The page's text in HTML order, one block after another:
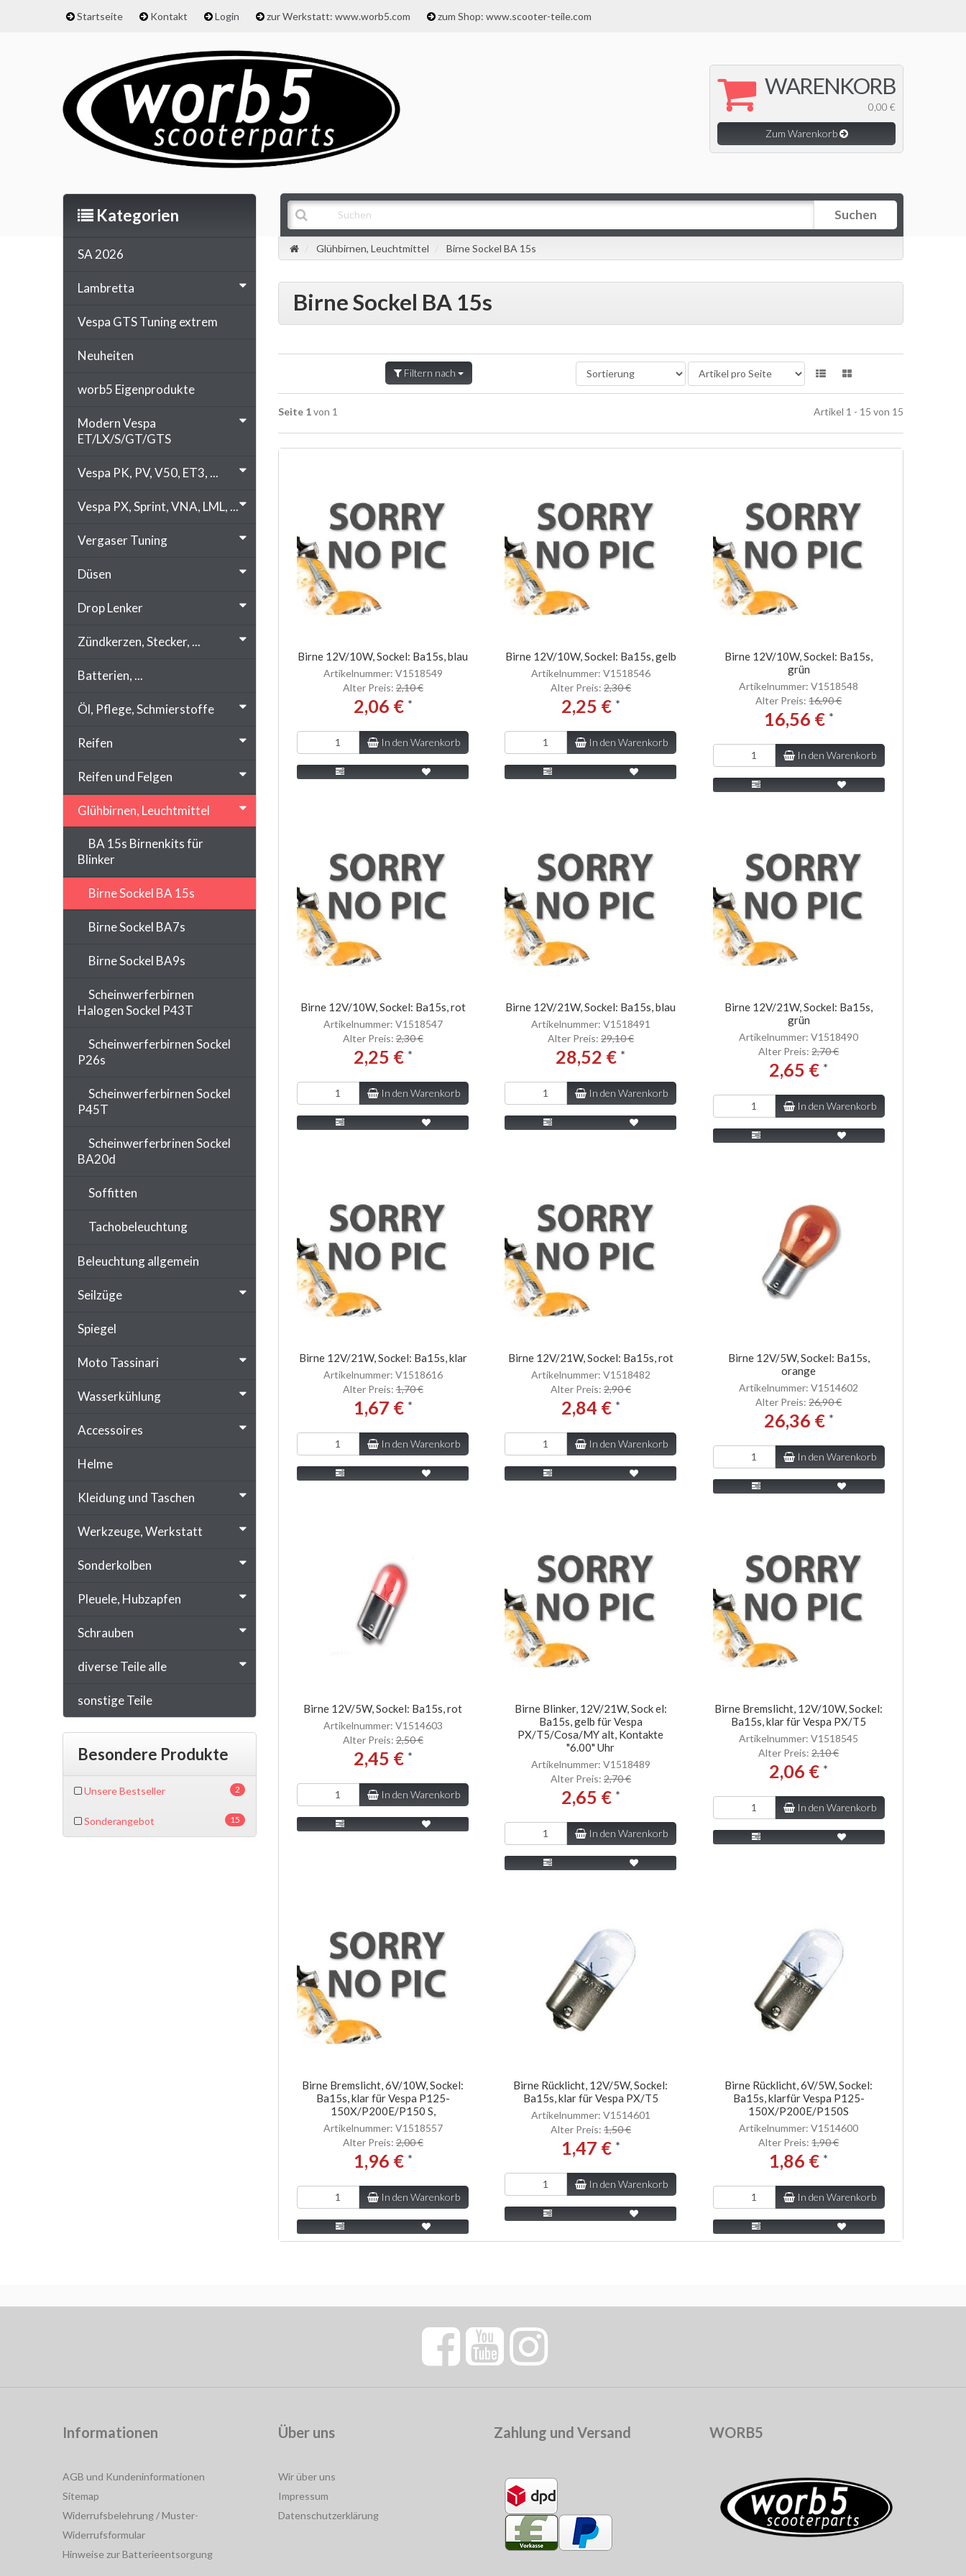
Startseite Kontakt Login zur Werkstatt: www.worb5.com zum Shop: www.scooter-teile.com
WARENKORB
0,00 €
Zum Warenkorb
Suchen
Glühbirnen, Leuchtmittel Birne Sockel BA 15s
Birne Sockel BA 15s
Filtern nach
Seite 1von 1 Artikel 1 - 15 von 15
Birne 12V/10W, Sockel: Ba15s, blau
Artikelnummer: V1518549
Alter Preis:2,10 €
2,06 € *
In den Warenkorb
Birne 12V/10W, Sockel: Ba15s, gelb
Artikelnummer: V1518546
Alter Preis: 2,30 €
2,25 € *
In den Warenkorb
Birne 12V/10W, Sockel: Ba15s,
grün
Artikelnummer: V1518548
Alter Preis:16,90 €
16,56 € *
In den Warenkorb
Birne 12V/10W, Sockel: Ba15s, rot
Artikelnummer: V1518547
Alter Preis:2,30 €
2,25 € *
In den Warenkorb
Birne 12V/21W, Sockel: Ba15s, blau
Artikelnummer: V1518491
Alter Preis: 29,10 €
28,52 € *
In den Warenkorb
Birne 12V/21W, Sockel: Ba15s,
grün
Artikelnummer: V1518490
Alter Preis:2,70 €
2,65 € *
In den Warenkorb
Birne 12V/21W, Sockel: Ba15s, klar
Artikelnummer: V1518616
Alter Preis:1,70 €
1,67 € *
In den Warenkorb
Birne 12V/21W, Sockel: Ba15s, rot
Artikelnummer: V1518482
Alter Preis: 2,90 €
2,84 € *
In den Warenkorb
Birne 12V/5W, Sockel: Ba15s,
orange
Artikelnummer: V1514602
Alter Preis:26,90 €
26,36 € *
In den Warenkorb
Birne 12V/5W, Sockel: Ba15s, rot
Artikelnummer: V1514603
Alter Preis:2,50 €
2,45 € *
In den Warenkorb
Birne Blinker, 12V/21W, Sock el:
Ba15s, gelb für Vespa
PX/T5/Cosa/MY alt, Kontakte
"6.00" Uhr
Artikelnummer: V1518489
Alter Preis: 2,70 €
2,65 € *
In den Warenkorb
Birne Bremslicht, 12V/10W, Sockel:
Ba15s, klar für Vespa PX/T5
Artikelnummer: V1518545
Alter Preis:2,10 €
2,06 € *
In den Warenkorb
Birne Bremslicht, 6V/10W, Sockel:
Ba15s, klar für Vespa P125-
150X/P200E/P150 S,
Artikelnummer: V1518557
Alter Preis:2,00 €
1,96 € *
In den Warenkorb
Birne Rücklicht, 12V/5W, Sockel:
Ba15s, klar für Vespa PX/T5
Artikelnummer: V1514601
Alter Preis: 1,50 €
1,47 € *
In den Warenkorb
Birne Rücklicht, 6V/5W, Sockel:
Ba15s, klarfür Vespa P125-
150X/P200E/P150S
Artikelnummer: V1514600
Alter Preis:1,90 €
1,86 € *
In den Warenkorb
Kategorien
SA 2026
Lambretta
Vespa GTS Tuning extrem
Neuheiten
worb5 Eigenprodukte
Modern Vespa
ET/LX/S/GT/GTS
Vespa PK, PV, V50, ET3, ...
Vespa PX, Sprint, VNA, LML, ...
Vergaser Tuning
Düsen
Drop Lenker
Zündkerzen, Stecker, ...
Batterien, ...
Öl, Pflege, Schmierstoffe
Reifen
Reifen und Felgen
Glühbirnen, Leuchtmittel
BA 15s Birnenkits für
Blinker
Birne Sockel BA 15s
Birne Sockel BA7s
Birne Sockel BA9s
Scheinwerferbirnen
Halogen Sockel P43T
Scheinwerferbirnen Sockel
P26s
Scheinwerferbirnen Sockel
P45T
Scheinwerferbrinen Sockel
BA20d
Soffitten
Tachobeleuchtung
Beleuchtung allgemein
Seilzüge
Spiegel
Moto Tassinari
Wasserkühlung
Accessoires
Helme
Kleidung und Taschen
Werkzeuge, Werkstatt
Sonderkolben
Pleuele, Hubzapfen
Schrauben
diverse Teile alle
sonstige Teile
Besondere Produkte
2
Unsere Bestseller
15
Sonderangebot
Informationen
AGB und Kundeninformationen
Sitemap
Widerrufsbelehrung / Muster-
Widerrufsformular
Hinweise zur Batterieentsorgung
Über uns
Wir über uns
Impressum
Datenschutzerklärung
Zahlung und Versand WORB5